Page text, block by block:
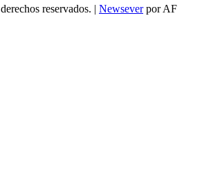
reservados. | Newseverpor AF